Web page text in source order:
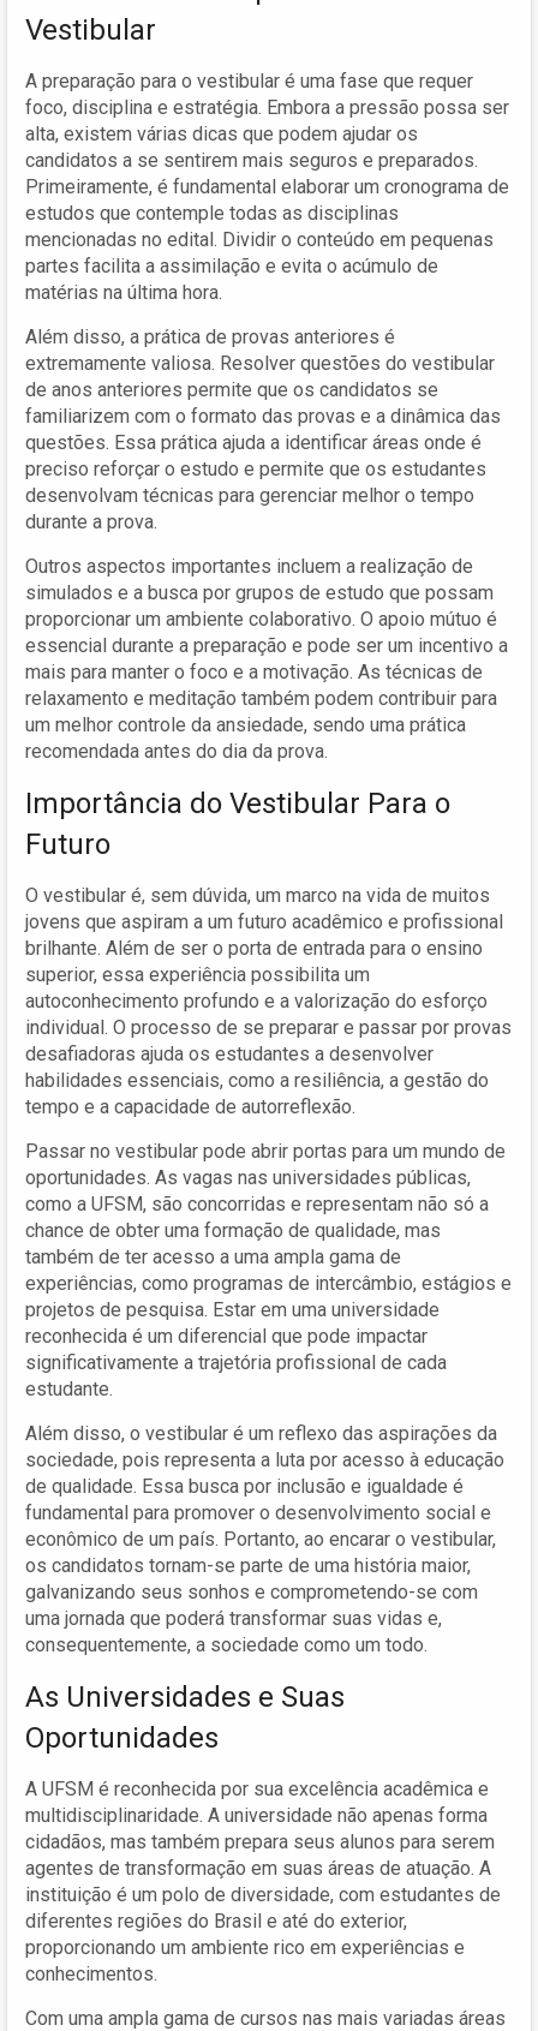
Vestibular
A preparação para o vestibular é uma fase que requer
foco, disciplina e estratégia. Embora a pressão possa ser
alta, existem várias dicas que podem ajudar os
candidatos a se sentirem mais seguros e preparados.
Primeiramente, é fundamental elaborar um cronograma de
estudos que contemple todas as disciplinas
mencionadas no edital. Dividir o conteúdo em pequenas
partes facilita a assimilação e evita o acúmulo de
matérias na última hora.
Além disso, a prática de provas anteriores é
extremamente valiosa. Resolver questões do vestibular
de anos anteriores permite que os candidatos se
familiarizem com o formato das provas e a dinâmica das
questões. Essa prática ajuda a identificar áreas onde é
preciso reforçar o estudo e permite que os estudantes
desenvolvam técnicas para gerenciar melhor o tempo
durante a prova.
Outros aspectos importantes incluem a realização de
simulados e a busca por grupos de estudo que possam
proporcionar um ambiente colaborativo. O apoio mútuo é
essencial durante a preparação e pode ser um incentivo a
mais para manter o foco e a motivação. As técnicas de
relaxamento e meditação também podem contribuir para
um melhor controle da ansiedade, sendo uma prática
recomendada antes do dia da prova.
Importância do Vestibular Para o
Futuro
O vestibular é, sem dúvida, um marco na vida de muitos
jovens que aspiram a um futuro acadêmico e profissional
brilhante. Além de ser o porta de entrada para o ensino
superior, essa experiência possibilita um
autoconhecimento profundo e a valorização do esforço
individual. O processo de se preparar e passar por provas
desafiadoras ajuda os estudantes a desenvolver
habilidades essenciais, como a resiliência, a gestão do
tempo e a capacidade de autorreflexão.
Passar no vestibular pode abrir portas para um mundo de
oportunidades. As vagas nas universidades públicas,
como a UFSM, são concorridas e representam não só a
chance de obter uma formação de qualidade, mas
também de ter acesso a uma ampla gama de
experiências, como programas de intercâmbio, estágios e
projetos de pesquisa. Estar em uma universidade
reconhecida é um diferencial que pode impactar
significativamente a trajetória profissional de cada
estudante.
Além disso, o vestibular é um reflexo das aspirações da
sociedade, pois representa a luta por acesso à educação
de qualidade. Essa busca por inclusão e igualdade é
fundamental para promover o desenvolvimento social e
econômico de um país. Portanto, ao encarar o vestibular,
os candidatos tornam-se parte de uma história maior,
galvanizando seus sonhos e comprometendo-se com
uma jornada que poderá transformar suas vidas e,
consequentemente, a sociedade como um todo.
As Universidades e Suas
Oportunidades
A UFSM é reconhecida por sua excelência acadêmica e
multidisciplinaridade. A universidade não apenas forma
cidadãos, mas também prepara seus alunos para serem
agentes de transformação em suas áreas de atuação. A
instituição é um polo de diversidade, com estudantes de
diferentes regiões do Brasil e até do exterior,
proporcionando um ambiente rico em experiências e
conhecimentos.
Com uma ampla gama de cursos nas mais variadas áreas